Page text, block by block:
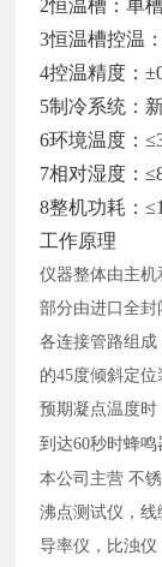
2恒温槽：单
3恒温槽控温
4控温精度：
5制冷系统：
6环境温度：
7相对湿度：
8整机功耗：
工作原理
仪器整体由主
部分由进口全
各连接管路组
的45度倾斜定
预期凝点温度时
到达60秒时蜂鸣
本公司主营 不
沸点测试仪，
导率仪，比浊